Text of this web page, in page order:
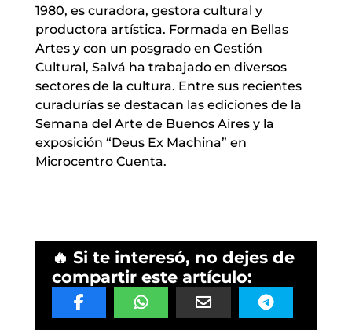
1980, es curadora, gestora cultural y
productora artística. Formada en Bellas
Artes y con un posgrado en Gestión
Cultural, Salvá ha trabajado en diversos
sectores de la cultura. Entre sus recientes
curadurías se destacan las ediciones de la
Semana del Arte de Buenos Aires y la
exposición “Deus Ex Machina” en
Microcentro Cuenta.
🔥 Si te interesó, no dejes de
compartir este artículo: